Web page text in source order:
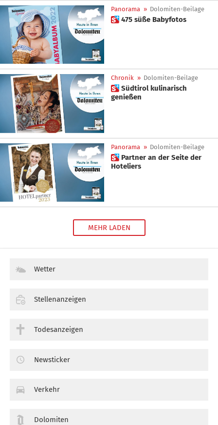
Panorama » Dolomiten-Beilage
 475 süße Babyfotos
Chronik » Dolomiten-Beilage
 Südtirol kulinarisch
genießen
Panorama » Dolomiten-Beilage
 Partner an der Seite der
Hoteliers
MEHR LADEN
Wetter
Stellenanzeigen
Todesanzeigen
Newsticker
Verkehr
Dolomiten